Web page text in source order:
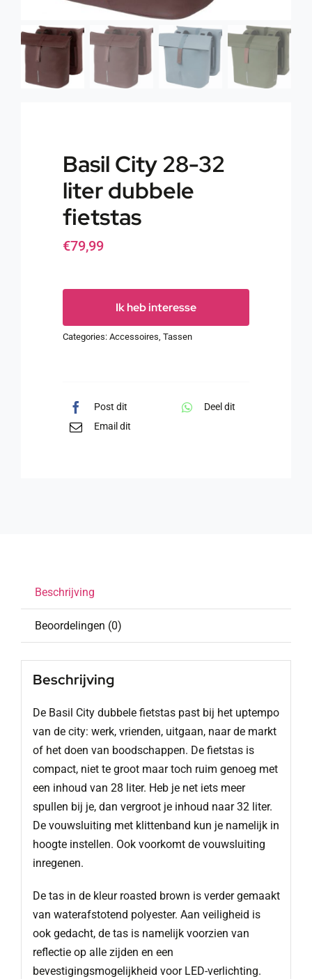
Basil City 28-32
liter dubbele
fietstas
€79,99
Ik heb interesse
Categories: Accessoires Tassen
Post dit
Deel dit
Email dit
Beschrijving
Beoordelingen (0)
Beschrijving
De Basil City dubbele fietstas past bij het uptempo
van de city: werk, vrienden, uitgaan, naar de markt
of het doen van boodschappen. De fietstas is
compact, niet te groot maar toch ruim genoeg met
een inhoud van 28 liter. Heb je net iets meer
spullen bij je, dan vergroot je inhoud naar 32 liter.
De vouwsluiting met klittenband kun je namelijk in
hoogte instellen. Ook voorkomt de vouwsluiting
inregenen.
De tas in de kleur roasted brown is verder gemaakt
van waterafstotend polyester. Aan veiligheid is
ook gedacht, de tas is namelijk voorzien van
reflectie op alle zijden en een
bevestigingsmogelijkheid voor LED-verlichting.